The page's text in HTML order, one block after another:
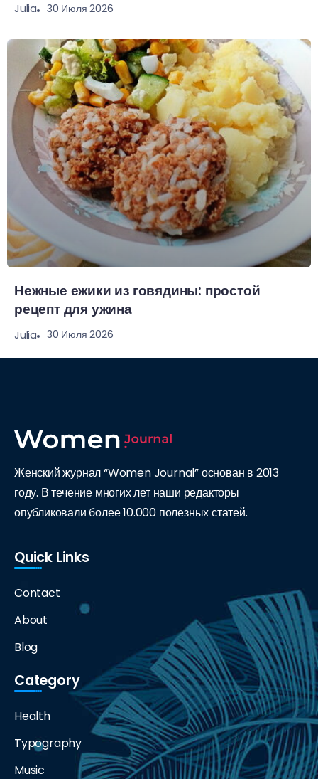
Julia 30 Июля 2026
Нежные ежики из говядины: простой
рецепт для ужина
Julia 30 Июля 2026
Женский журнал “Women Journal” основан в 2013
году. В течение многих лет наши редакторы
опубликовали более 10.000 полезных статей.
Quick Links
Contact
About
Blog
Category
Health
Typography
Music